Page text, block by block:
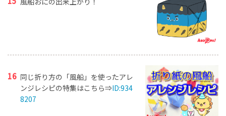
同じ折り方の「風船」を使ったアレ
ンジレシピの特集はこちら⇒ID:934
8207